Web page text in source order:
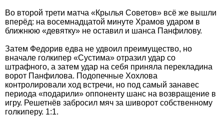
Во второй трети матча «Крылья Советов» всё же вышли
вперёд: на восемнадцатой минуте Храмов ударом в
ближнюю «девятку» не оставил и шанса Панфилову.
Затем Федорив едва не удвоил преимущество, но
вначале голкипер «Сустима» отразил удар со
штрафного, а затем удар на себя приняла перекладина
ворот Панфилова. Подопечные Хохлова
контролировали ход встречи, но под самый занавес
периода «подарили» оппоненту шанс на возвращение в
игру. Решетнёв забросил мяч за шиворот собственному
голкиперу. 1:1.